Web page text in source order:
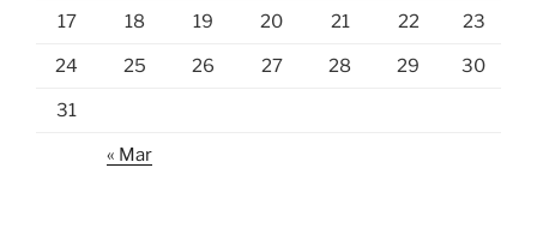
17 18 19 20 21 22 23
24 25 26 27 28 29 30
31
« Mar